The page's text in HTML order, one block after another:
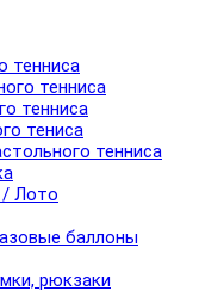
тенниса
тенниса
тенниса
тениса
тенниса
Лото
баллоны
рюкзаки